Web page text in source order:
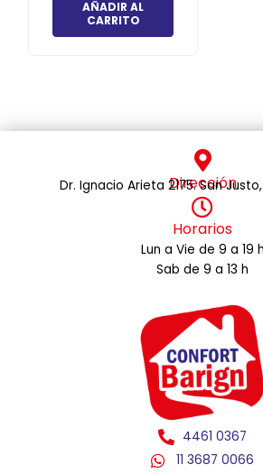
AÑADIR AL
CARRITO
Dirección
Dr. Ignacio Arieta 2175. San
Horarios
Lun a Vie de 9 a 19 h
Sab de 9 a 13 h
4461 0367
11 3687 0066